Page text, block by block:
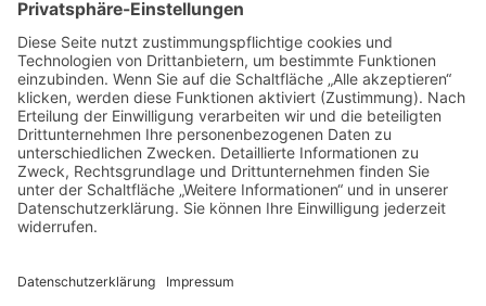
Energie tanken – Entdecken Sie einen
unverwechselbaren Kurzurlaub
Wo Eltern in München neue Wege gehen: Spielideen,
Betreuung und Begegnungen